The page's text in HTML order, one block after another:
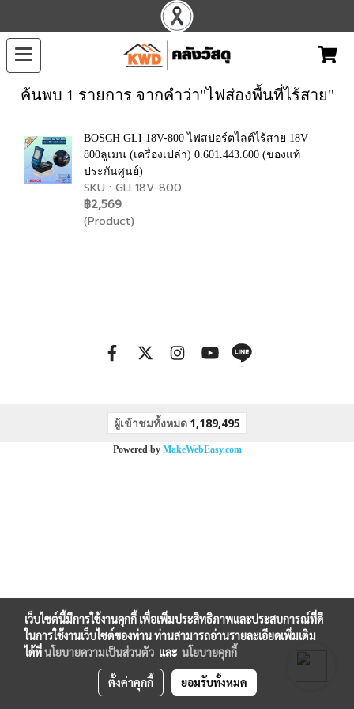
ค้นพบ 1 รายการ จากคำว่า"ไฟส่องพื้นที่ไร้สาย"
BOSCH GLI 18V-800 ไฟสปอร์ตไลต์ไร้สาย 18V
800ลูเมน (เครื่องเปล่า) 0.601.443.600 (ของแท้
ประกันศูนย์)
SKU : GLI 18V-800
฿2,569
(Product)
ผู้เข้าชมทั้งหมด 1,189,495
Powered by MakeWebEasy.com
เว็บไซต์นี้มีการใช้งานคุกกี้ เพื่อเพิ่มประสิทธิภาพและประสบการณ์ที่ดี
ในการใช้งานเว็บไซต์ของท่าน ท่านสามารถอ่านรายละเอียดเพิ่มเติม
ได้ที่นโยบายความเป็นส่วนตัว และ นโยบายคุกกี้
ตั้งค่าคุกกี้ ยอมรับทั้งหมด